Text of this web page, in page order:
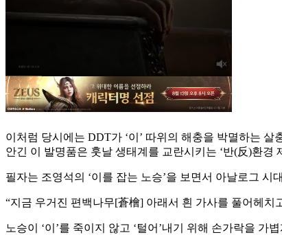
이처럼 당시에는 DDT가 ‘이’ 따위의 해충을 박멸하는
안긴 이 발명품은 훗날 생태계를 교란시키는 ‘반(反)환경
필자는 조영석의 ‘이를 잡는 노승’을 보면서 아날로그
“지금 우거진 편백나무[蒼檜] 아래서 흰 가사를 풀어헤
노승이 ‘이’를 죽이지 않고 ‘털어’내기 위해 손가락을 가